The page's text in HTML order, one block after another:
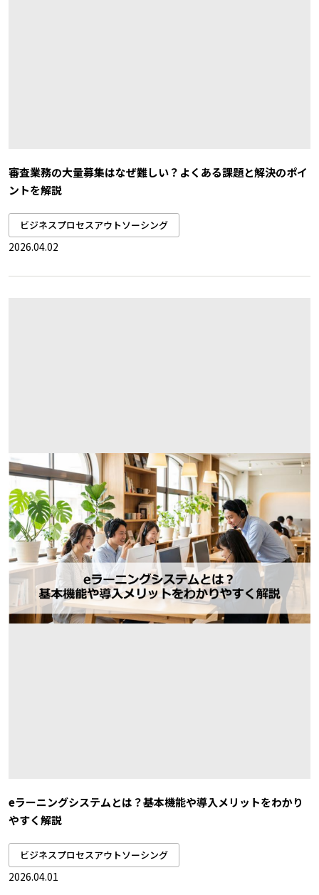
審査業務の大量募集はなぜ難しい？よくある課題と解決のポイ
ントを解説
ビジネスプロセスアウトソーシング
2026.04.02
eラーニングシステムとは？基本機能や導入メリットをわかり
やすく解説
ビジネスプロセスアウトソーシング
2026.04.01